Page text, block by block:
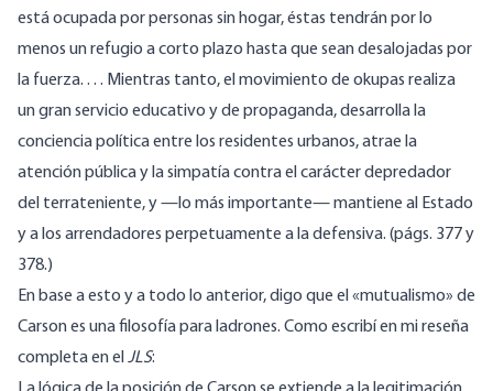
está ocupada por personas sin hogar, éstas tendrán por lo
menos un refugio a corto plazo hasta que sean desalojadas por
la fuerza. . . . Mientras tanto, el movimiento de okupas realiza
un gran servicio educativo y de propaganda, desarrolla la
conciencia política entre los residentes urbanos, atrae la
atención pública y la simpatía contra el carácter depredador
del terrateniente, y —lo más importante— mantiene al Estado
y a los arrendadores perpetuamente a la defensiva. (págs. 377 y
378.)
En base a esto y a todo lo anterior, digo que el «mutualismo» de
Carson es una filosofía para ladrones. Como escribí en mi reseña
completa en elJLS: